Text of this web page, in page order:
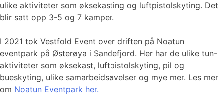
ulike aktiviteter som øksekasting og luftpistolskyting. Det
blir satt opp 3-5 og 7 kamper.
I 2021 tok Vestfold Event over driften på Noatun
eventpark på Østerøya i Sandefjord. Her har de ulike tun-
aktiviteter som øksekast, luftpistolskyting, pil og
bueskyting, ulike samarbeidsøvelser og mye mer. Les mer
om Noatun Eventpark her.